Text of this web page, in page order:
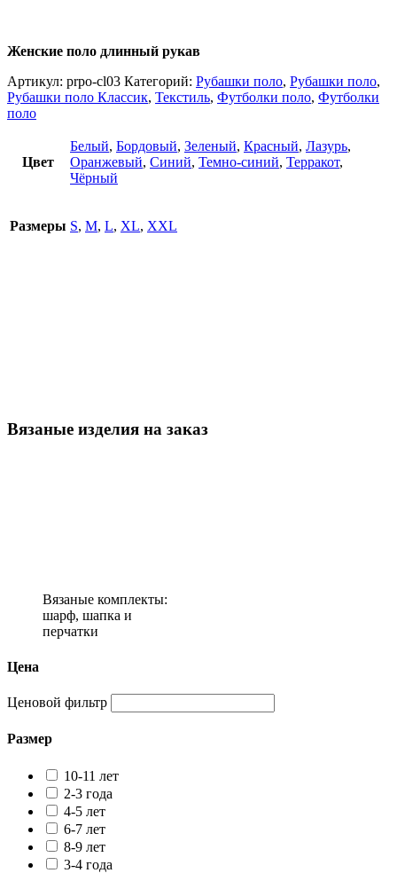
Женские поло длинный рукав
Артикул: prpo-cl03 Категорий: Рубашки поло, Рубашки поло,
Рубашки поло Классик, Текстиль, Футболки поло, Футболки
поло
Цвет
Белый, Бордовый, Зеленый, Красный, Лазурь,
Оранжевый, Синий, Темно-синий, Терракот,
Чёрный
Размеры S, M, L, XL, XXL
Вязаные изделия на заказ
Вязаные комплекты:
шарф, шапка и
перчатки
Цена
Ценовой фильтр
Размер
10-11 лет
2-3 года
4-5 лет
6-7 лет
8-9 лет
3-4 года